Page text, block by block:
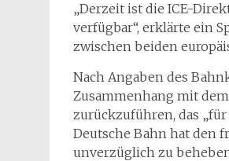
„Derzeit ist die ICE-
verfügbar“, erklärte ein
zwischen beiden
Nach Angaben des
Zusammenhang mit
zurückzuführen, das
Deutsche Bahn hat den
unverzüglich zu